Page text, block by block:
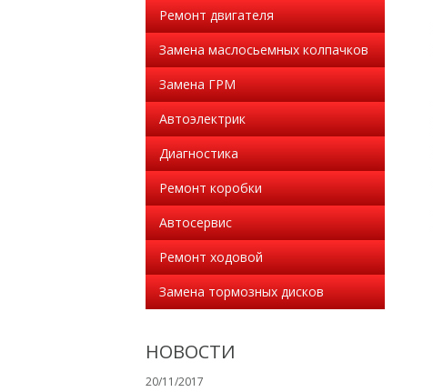
Ремонт двигателя
Замена маслосьемных колпачков
Замена ГРМ
Автоэлектрик
Диагностика
Ремонт коробки
Автосервис
Ремонт ходовой
Замена тормозных дисков
НОВОСТИ
20/11/2017